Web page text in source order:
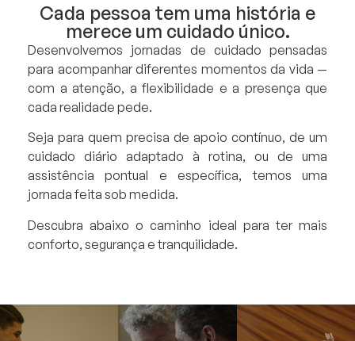
Cada pessoa tem uma história e
merece um cuidado único.
Desenvolvemos jornadas de cuidado pensadas
para acompanhar diferentes momentos da vida —
com a atenção, a flexibilidade e a presença que
cada realidade pede.
Seja para quem precisa de apoio contínuo, de um
cuidado diário adaptado à rotina, ou de uma
assistência pontual e específica, temos uma
jornada feita sob medida.
Descubra abaixo o caminho ideal para ter mais
conforto, segurança e tranquilidade.